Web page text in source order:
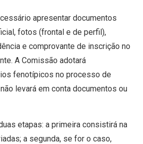
apresentar documentos
fotos (frontal e de perfil),
e comprovante de inscrição no
A Comissão adotará
fenotípicos no processo de
levará em conta documentos ou
etapas: a primeira consistirá na
a segunda, se for o caso,